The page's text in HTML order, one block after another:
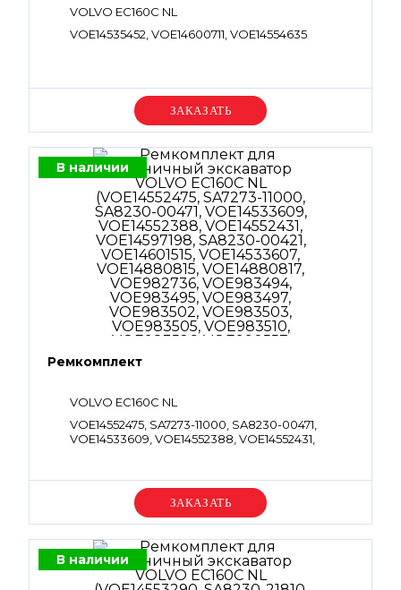
VOLVO EC160C NL
VOE14535452, VOE14600711, VOE14554635
Уточняйте цену
В наличии
Ремкомплект
VOLVO EC160C NL
VOE14552475, SA7273-11000, SA8230-00471,
VOE14533609, VOE14552388, VOE14552431,
VOE982736, VOE983494, VOE983495,
VOE983497, VOE983502, VOE983503,
VOE983505, VOE983510, VOE983526,
VOE990557, VOE990564, VOE990566,
VOE990579, VOE990581, VOE990582,
VOE990584, VOE993320, VOE932039,
VOE993321, VOE932040, VOE993322,
VOE14528980, VOE993323, VOE932042
Уточняйте цену
В наличии